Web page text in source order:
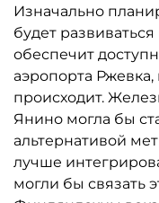
Изначально
будет
обеспечит
аэропорта Ржевка,
происходит.
Янино могла бы
альтернативой
лучше
могли бы связать